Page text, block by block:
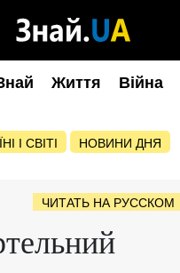
Життя Війна
І СВІТІ НОВИНИ ДНЯ
ЧИТАТЬ НА РУССКОМ